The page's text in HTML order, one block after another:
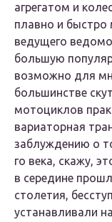
агрегатом и
плавно и быстро
ведущего
большую
возможно для
большинстве
мотоциклов
вариаторная
заблуждению о
го века, скажу,
в середине
столетия,
устанавливали